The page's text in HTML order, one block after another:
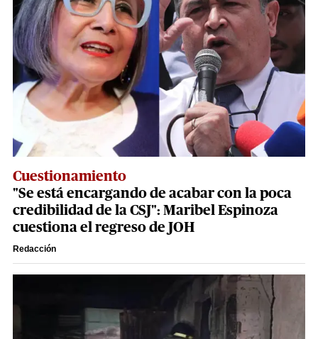
Cuestionamiento
"Se está encargando de acabar con la poca
credibilidad de la CSJ": Maribel Espinoza
cuestiona el regreso de JOH
Redacción